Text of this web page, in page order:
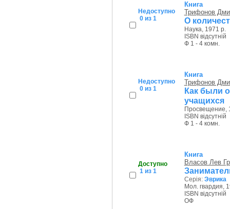
Недоступно
0 из 1
Книга
Трифонов
О
Наука, 1971 р.
ISBN відсутній
Ф 1 - 4 комн.
Недоступно
0 из 1
Книга
Трифонов
Как были
учащихся
Просвещение,
ISBN відсутній
Ф 1 - 4 комн.
Доступно
1 из 1
Книга
Власов Лев
Серія: Эврика
Мол. гвардия,
ISBN відсутній
ОФ